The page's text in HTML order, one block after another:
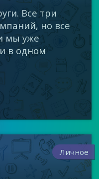
Все три
но все
мы уже
в одном
Личное